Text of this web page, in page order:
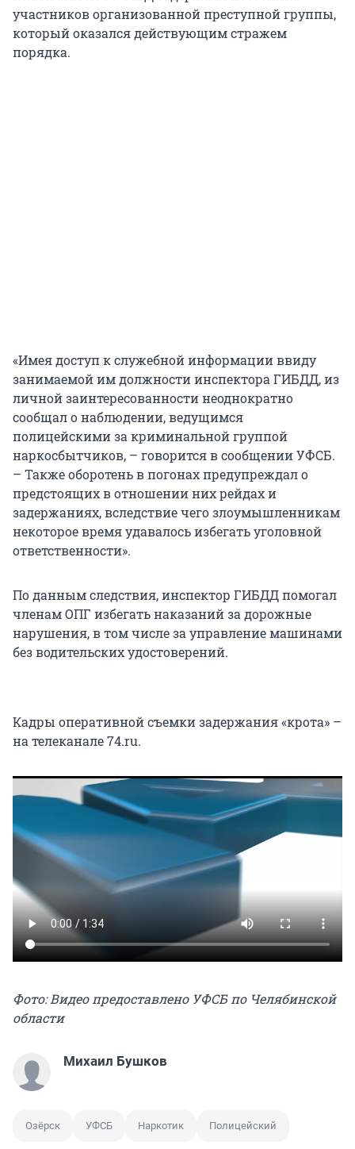
участников организованной преступной группы,
который оказался действующим стражем
порядка.
«Имея доступ к служебной информации ввиду
занимаемой им должности инспектора ГИБДД, из
личной заинтересованности неоднократно
сообщал о наблюдении, ведущимся
полицейскими за криминальной группой
наркосбытчиков, – говорится в сообщении УФСБ.
– Также оборотень в погонах предупреждал о
предстоящих в отношении них рейдах и
задержаниях, вследствие чего злоумышленникам
некоторое время удавалось избегать уголовной
ответственности».
По данным следствия, инспектор ГИБДД помогал
членам ОПГ избегать наказаний за дорожные
нарушения, в том числе за управление машинами
без водительских удостоверений.
Кадры оперативной съемки задержания «крота» –
на телеканале 74.ru.
Фото: Видео предоставлено УФСБ по Челябинской
области
Михаил Бушков
Озёрск УФСБ Наркотик Полицейский